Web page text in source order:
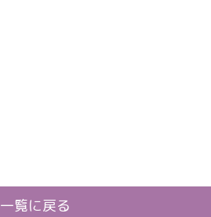
一覧に戻る